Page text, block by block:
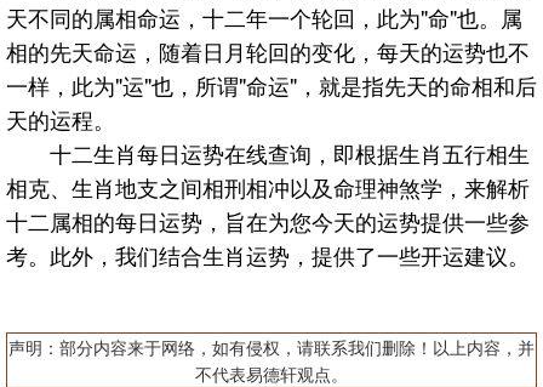
天不同的属相命运，十二年一个轮回，此为"命"也。属
相的先天命运，随着日月轮回的变化，每天的运势也不
一样，此为"运"也，所谓"命运"，就是指先天的命相和后
天的运程。
十二生肖每日运势在线查询，即根据生肖五行相生
相克、生肖地支之间相刑相冲以及命理神煞学，来解析
十二属相的每日运势，旨在为您今天的运势提供一些参
考。此外，我们结合生肖运势，提供了一些开运建议。
声明：部分内容来于网络，如有侵权，请联系我们删除！以上内容，并
不代表易德轩观点。